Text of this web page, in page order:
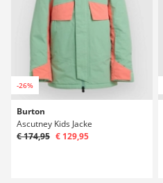
-26%
Burton
Ascutney Kids Jacke
€ 174,95 € 129,95